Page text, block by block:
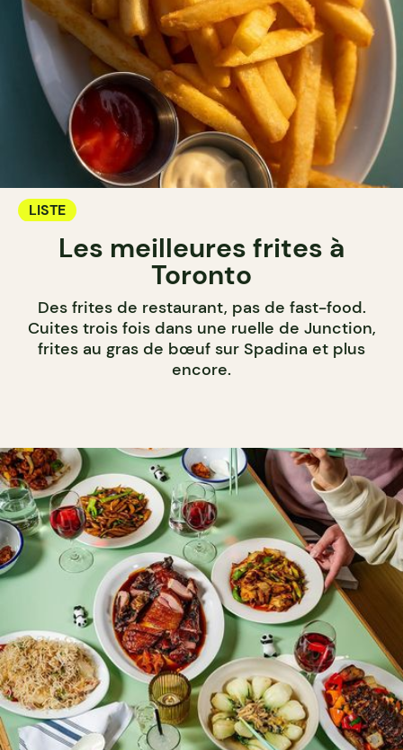
LISTE
Les meilleures frites à
Toronto
Des frites de restaurant, pas de fast-food.
Cuites trois fois dans une ruelle de Junction,
frites au gras de bœuf sur Spadina et plus
encore.